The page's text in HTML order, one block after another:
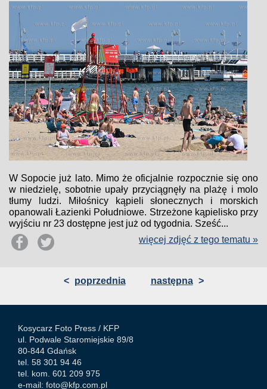
W Sopocie już lato. Mimo że oficjalnie rozpocznie się ono
w niedzielę, sobotnie upały przyciągnęły na plażę i molo
tłumy ludzi. Miłośnicy kąpieli słonecznych i morskich
opanowali Łazienki Południowe. Strzeżone kąpielisko przy
wyjściu nr 23 dostępne jest już od tygodnia. Sześć...
więcej zdjęć z tego tematu »
< poprzednia następna >
Kosycarz Foto Press / KFP
ul. Podwale Staromiejskie 89/8
80-844 Gdańsk
tel. 58 301 94 46
tel. kom. 601 209 975
e-mail: foto@kfp.com.pl